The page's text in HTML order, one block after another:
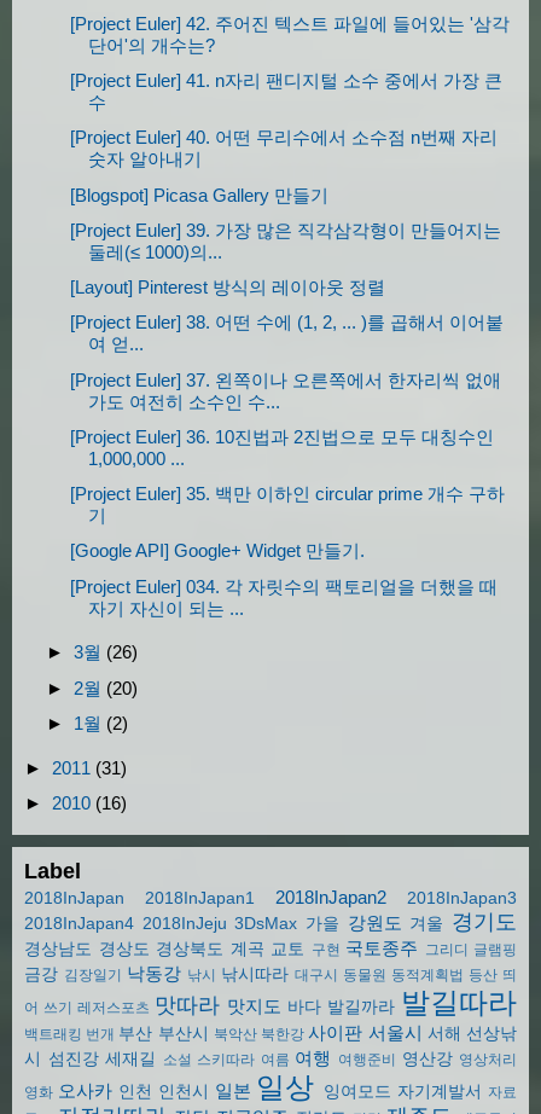
[Project Euler] 42. 주어진 텍스트 파일에 들어있는 '삼각
단어'의 개수는?
[Project Euler] 41. n자리 팬디지털 소수 중에서 가장 큰
수
[Project Euler] 40. 어떤 무리수에서 소수점 n번째 자리
숫자 알아내기
[Blogspot] Picasa Gallery 만들기
[Project Euler] 39. 가장 많은 직각삼각형이 만들어지는
둘레(≤ 1000)의...
[Layout] Pinterest 방식의 레이아웃 정렬
[Project Euler] 38. 어떤 수에 (1, 2, ... )를 곱해서 이어붙
여 얻...
[Project Euler] 37. 왼쪽이나 오른쪽에서 한자리씩 없애
가도 여전히 소수인 수...
[Project Euler] 36. 10진법과 2진법으로 모두 대칭수인
1,000,000 ...
[Project Euler] 35. 백만 이하인 circular prime 개수 구하
기
[Google API] Google+ Widget 만들기.
[Project Euler] 034. 각 자릿수의 팩토리얼을 더했을 때
자기 자신이 되는 ...
► 3월 (26)
► 2월 (20)
► 1월 (2)
► 2011 (31)
► 2010 (16)
Label
2018InJapan 2018InJapan1 2018InJapan2
2018InJapan3
2018InJapan4 2018InJeju 3DsMax 가을 강원도 겨울 경기도
경상남도 경상도 경상북도 계곡 교토 구현 국토종주 그리디 글램핑
금강 김장일기 낙동강 낚시 낚시따라 대구시 동물원 동적계획법 등산 띄
어 쓰기
레저스포츠 맛따라 맛지도 바다 발길까라 발길따라
백트래킹 번개 부산 부산시 북악산 북한강 사이판 서울시 서해 선상낚
시
섬진강 세재길 소설 스키따라 여름 여행 여행준비 영산강 영상처리
영화 오사카 인천 인천시 일본 일상 잉여모드 자기계발서
자료